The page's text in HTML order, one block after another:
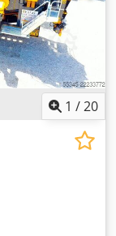
1 /20